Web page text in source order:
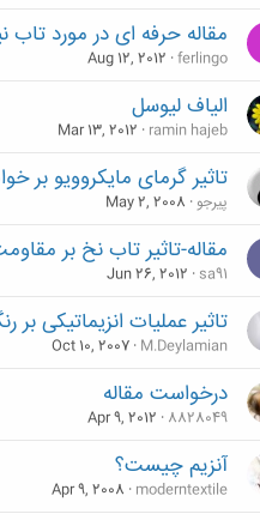
مقاله حرفه ای در مورد
ferlingo
Aug 12, 2012
الیاف لیوسل
ramin hajeb
Mar 13, 2012
تاثیر گرمای مایکروویو بر
پیرجو May 2, 2008
مقاله-تاثیر تاب نخ بر
sa91
Jun 26, 2012
تاثیر عملیات انزیماتیکی
M.Deylamian
Oct 10, 2007
درخواست مقاله
8828049
Apr 9, 2012
آنزيم چيست؟
moderntextile
Apr 9, 2008